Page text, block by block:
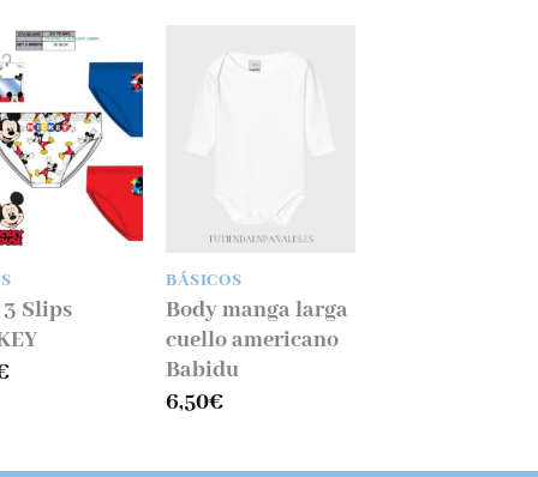
Slips
BÁSICOS
Body manga larga
cuello americano
Babidu
6,50€